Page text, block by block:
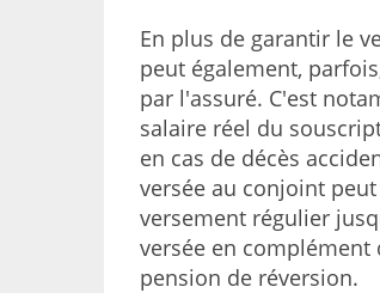
En plus de garantir le
peut également,
par l'assuré. C'est
salaire réel du
en cas de décès
versée au conjoint
versement régulier
versée en
pension de réversion.